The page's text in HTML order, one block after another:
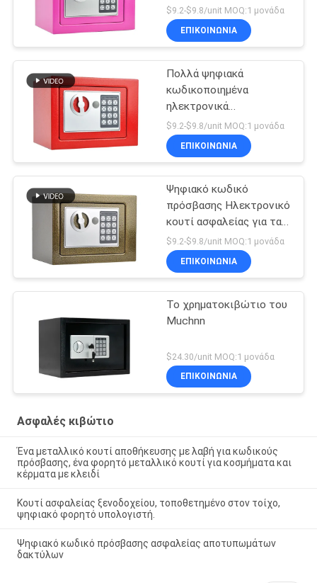
χρηματοκιβώτιο
$9.2-$9.8/unit MOQ:1 μονάδα
ΕΠΙΚΟΙΝΩΝΊΑ
Πολλά ψηφιακά
κωδικοποιημένα
ηλεκτρονικά
χρηματοκιβώτια
$9.2-$9.8/unit MOQ:1 μονάδα
ΕΠΙΚΟΙΝΩΝΊΑ
Ψηφιακό κωδικό
πρόσβασης Ηλεκτρονικό
κουτί ασφαλείας για τα
έγγραφα μετρητών
$9.2-$9.8/unit MOQ:1 μονάδα
ΕΠΙΚΟΙΝΩΝΊΑ
Το χρηματοκιβώτιο του
Muchnn
$24.30/unit MOQ:1 μονάδα
ΕΠΙΚΟΙΝΩΝΊΑ
Ασφαλές κιβώτιο
Ένα μεταλλικό κουτί αποθήκευσης με λαβή για κωδικούς
πρόσβασης, ένα φορητό μεταλλικό κουτί για κοσμήματα και
κέρματα με κλειδί
Κουτί ασφαλείας ξενοδοχείου, τοποθετημένο στον τοίχο,
ψηφιακό φορητό υπολογιστή.
Ψηφιακό κωδικό πρόσβασης ασφαλείας αποτυπωμάτων
δακτύλων